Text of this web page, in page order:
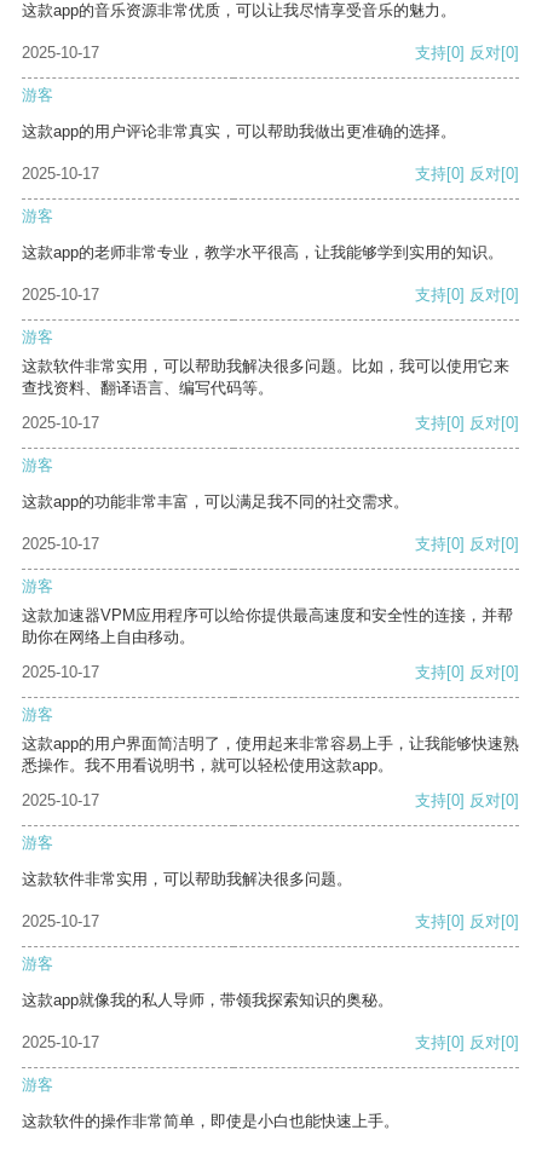
这款app的音乐资源非常优质，可以让我尽情享受音乐的魅力。
2025-10-17 支持[0] 反对[0]
游客
这款app的用户评论非常真实，可以帮助我做出更准确的选择。
2025-10-17 支持[0] 反对[0]
游客
这款app的老师非常专业，教学水平很高，让我能够学到实用的知识。
2025-10-17 支持[0] 反对[0]
游客
这款软件非常实用，可以帮助我解决很多问题。比如，我可以使用它来
查找资料、翻译语言、编写代码等。
2025-10-17
支持[0] 反对[0]
游客
这款app的功能非常丰富，可以满足我不同的社交需求。
2025-10-17 支持[0] 反对[0]
游客
这款加速器VPM应用程序可以给你提供最高速度和安全性的连接，并帮
助你在网络上自由移动。
2025-10-17
支持[0] 反对[0]
游客
这款app的用户界面简洁明了，使用起来非常容易上手，让我能够快速熟
悉操作。我不用看说明书，就可以轻松使用这款app。
2025-10-17
支持[0] 反对[0]
游客
这款软件非常实用，可以帮助我解决很多问题。
2025-10-17 支持[0] 反对[0]
游客
这款app就像我的私人导师，带领我探索知识的奥秘。
2025-10-17 支持[0] 反对[0]
游客
这款软件的操作非常简单，即使是小白也能快速上手。